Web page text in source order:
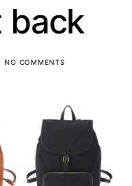
back
NO COMMENTS